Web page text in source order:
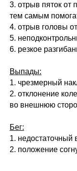
3. отрыв пяток от
тем самым
4. отрыв головы
5.
6. резкое
Выпады:
1. чрезмерный
2. отклонение
во внешнюю
Бег:
1. недостаточный
2. положение
Тренировки с
Фитнес обучение для
тренеров по работе до,
после беременности.
Подробнее о
Быстрые
Точечные навыки за 1
сегодня — примените